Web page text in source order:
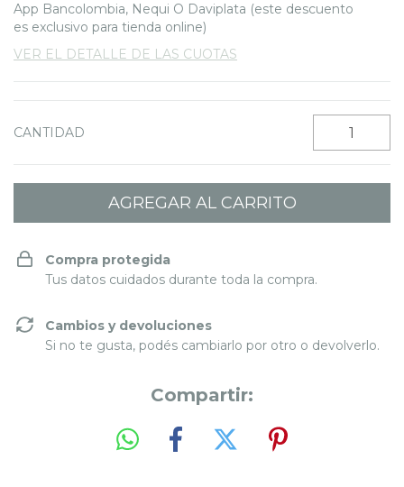
App Bancolombia, Nequi O Daviplata (este descuento
es exclusivo para tienda online)
VER EL DETALLE DE LAS CUOTAS
CANTIDAD
Compra protegida
Tus datos cuidados durante toda la compra.
Cambios y devoluciones
Si no te gusta, podés cambiarlo por otro o devolverlo.
Compartir: